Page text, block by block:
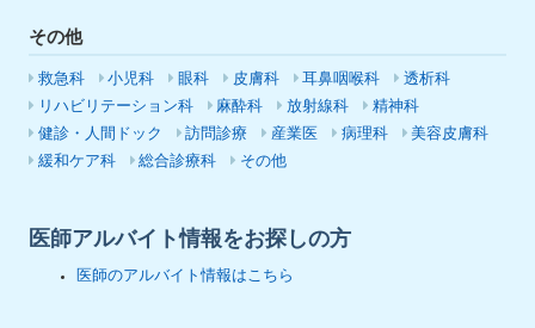
その他
救急科 小児科 眼科 皮膚科 耳鼻咽喉科
透析科
リハビリテーション科
麻酔科 放射線科
精神科
健診・人間ドック
訪問診療 産業医 病理科
美容皮膚科
緩和ケア科
総合診療科 その他
医師アルバイト情報をお探しの方
医師のアルバイト情報はこちら